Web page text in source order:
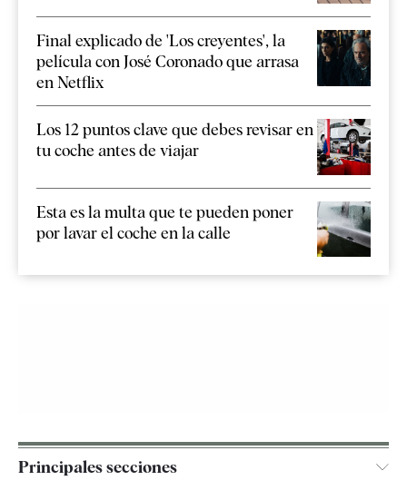
Final explicado de 'Los creyentes', la
película con José Coronado que arrasa
en Netflix
Los 12 puntos clave que debes revisar en
tu coche antes de viajar
Esta es la multa que te pueden poner
por lavar el coche en la calle
Principales secciones